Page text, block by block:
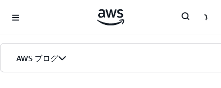
AWS ブログ